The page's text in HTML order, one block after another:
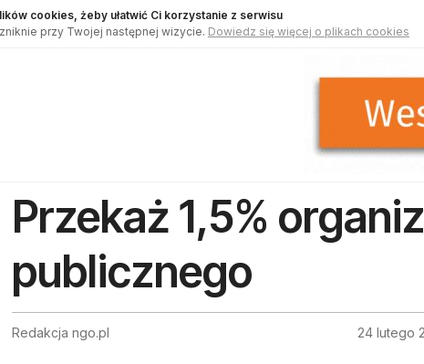
cookies, żeby ułatwić Ci korzystanie z serwisu
przy Twojej następnej wizycie. Dowiedz się więcej o plikach cookies
Przekaż 1,5%
publicznego
Redakcja ngo.pl 24 lutego